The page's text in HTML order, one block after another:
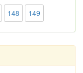
148 149